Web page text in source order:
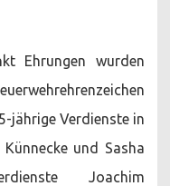
Ehrungen wurden
jährige Verdienste in
und Sasha
Joachim